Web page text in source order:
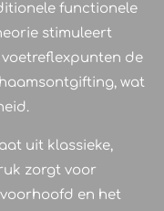
functionele
stimuleert
de
wat
uit klassieke,
zorgt voor
en het